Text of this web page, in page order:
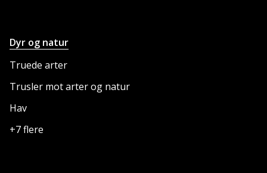
NETTSTEDET
Dyr og natur
Truede arter
Trusler mot arter og natur
Hav
+7 flere